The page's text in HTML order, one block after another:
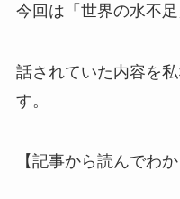
今回は「世界の水不
話されていた内容を
す。
【記事から読んでわか